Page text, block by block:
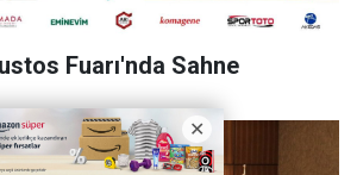
Fuarı'nda Sahne